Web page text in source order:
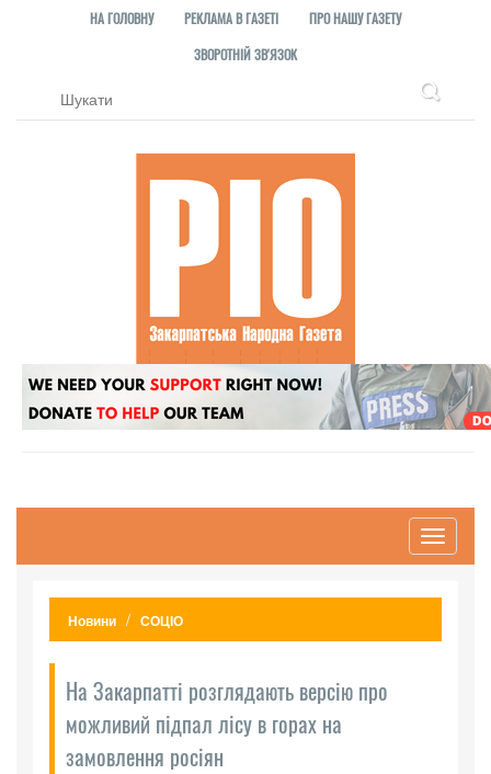
НА ГОЛОВНУ РЕКЛАМА В ГАЗЕТІ
ПРО НАШУ ГАЗЕТУ
ЗВОРОТНІЙ ЗВ'ЯЗОК
Toggle
Новини СОЦІО
На Закарпатті розглядають версію про
можливий підпал лісу в горах на
замовлення росіян